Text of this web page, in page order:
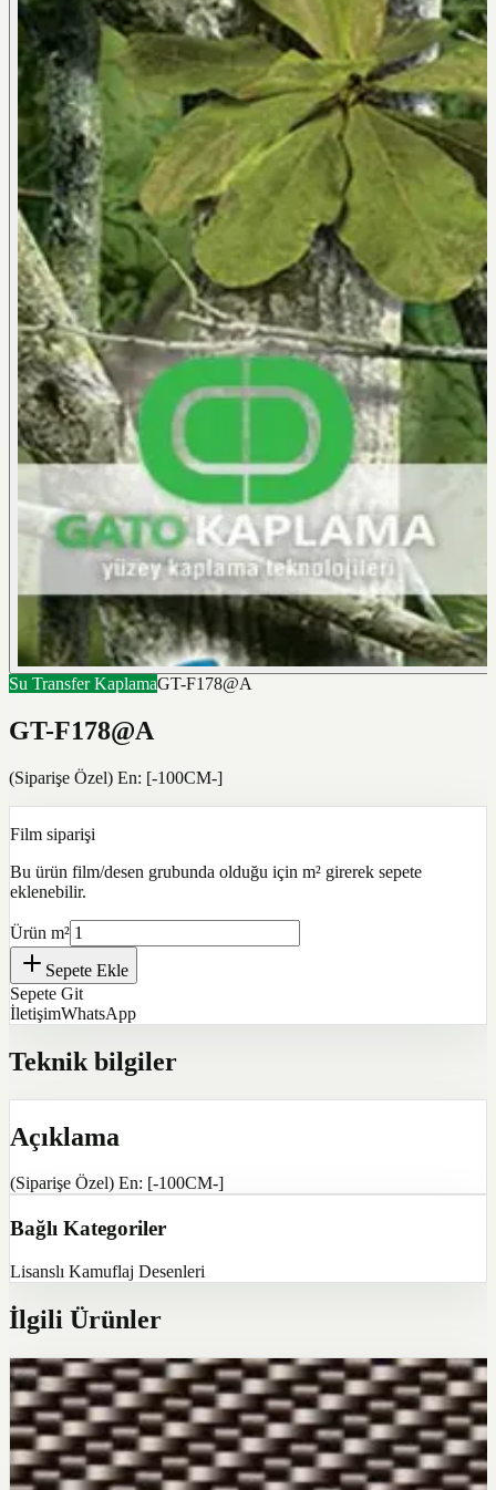
Su Transfer KaplamaGT-F178@A
GT-F178@A
(Siparişe Özel) En: [-100CM-]
Film siparişi
Bu ürün film/desen grubunda olduğu için m² girerek sepete
eklenebilir.
Ürün m²
Sepete Ekle
Sepete Git
İletişimWhatsApp
Teknik bilgiler
Açıklama
(Siparişe Özel) En: [-100CM-]
Bağlı Kategoriler
Lisanslı Kamuflaj Desenleri
İlgili Ürünler